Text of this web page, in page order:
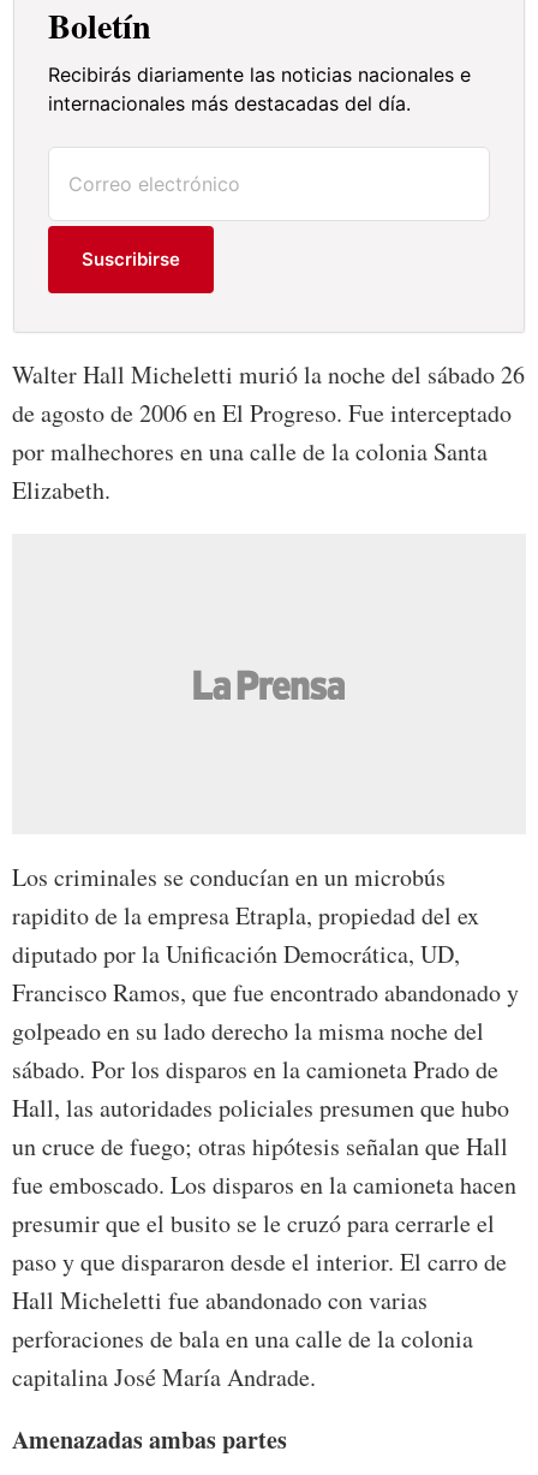
Boletín
Recibirás diariamente las noticias nacionales e
internacionales más destacadas del día.
Suscribirse
Walter Hall Micheletti murió la noche del sábado 26
de agosto de 2006 en El Progreso. Fue interceptado
por malhechores en una calle de la colonia Santa
Elizabeth.
Los criminales se conducían en un microbús
rapidito de la empresa Etrapla, propiedad del ex
diputado por la Unificación Democrática, UD,
Francisco Ramos, que fue encontrado abandonado y
golpeado en su lado derecho la misma noche del
sábado. Por los disparos en la camioneta Prado de
Hall, las autoridades policiales presumen que hubo
un cruce de fuego; otras hipótesis señalan que Hall
fue emboscado. Los disparos en la camioneta hacen
presumir que el busito se le cruzó para cerrarle el
paso y que dispararon desde el interior. El carro de
Hall Micheletti fue abandonado con varias
perforaciones de bala en una calle de la colonia
capitalina José María Andrade.
Amenazadas ambas partes